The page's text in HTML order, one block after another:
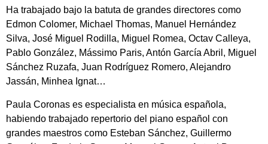
Ha trabajado bajo la batuta de grandes directores como
Edmon Colomer, Michael Thomas, Manuel Hernández
Silva, José Miguel Rodilla, Miguel Romea, Octav Calleya,
Pablo González, Mássimo Paris, Antón García Abril, Miguel
Sánchez Ruzafa, Juan Rodríguez Romero, Alejandro
Jassán, Minhea Ignat…
Paula Coronas es especialista en música española,
habiendo trabajado repertorio del piano español con
grandes maestros como Esteban Sánchez, Guillermo